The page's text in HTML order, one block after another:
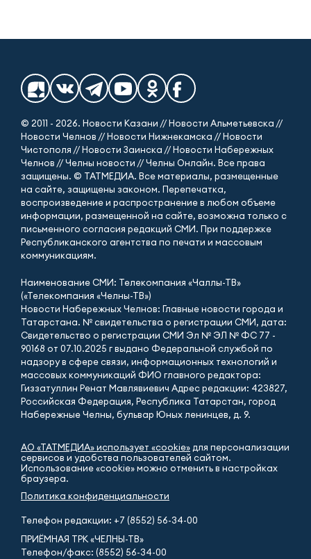
© 2011 - 2026. Новости Казани // Новости Альметьевска //
Новости Челнов // Новости Нижнекамска // Новости
Чистополя // Новости Заинска // Новости Набережных
Челнов // Челны новости // Челны Онлайн. Все права
защищены. © ТАТМЕДИА. Все материалы, размещенные
на сайте, защищены законом. Перепечатка,
воспроизведение и распространение в любом объеме
информации, размещенной на сайте, возможна только с
письменного согласия редакций СМИ. При поддержке
Республиканского агентства по печати и массовым
коммуникациям.
Наименование СМИ: Телекомпания «Чаллы-ТВ»
(«Телекомпания «Челны-ТВ»)
Новости Набережных Челнов: Главные новости города и
Татарстана. № свидетельства о регистрации СМИ, дата:
Свидетельство о регистрации СМИ Эл № ЭЛ № ФС 77 -
90168 от 07.10.2025 г выдано Федеральной службой по
надзору в сфере связи, информационных технологий и
массовых коммуникаций ФИО главного редактора:
Гиззатуллин Ренат Мавлявиевич Адрес редакции: 423827,
Российская Федерация, Республика Татарстан, город
Набережные Челны, бульвар Юных ленинцев, д. 9.
АО «ТАТМЕДИА» использует «cookie»для персонализации
сервисов и удобства пользователей сайтом.
Использование «cookie» можно отменить в настройках
браузера.
Политика конфиденциальности
Телефон редакции: +7 (8552) 56-34-00
ПРИЁМНАЯ ТРК «ЧЕЛНЫ-ТВ»
Телефон/факс: (8552) 56-34-00